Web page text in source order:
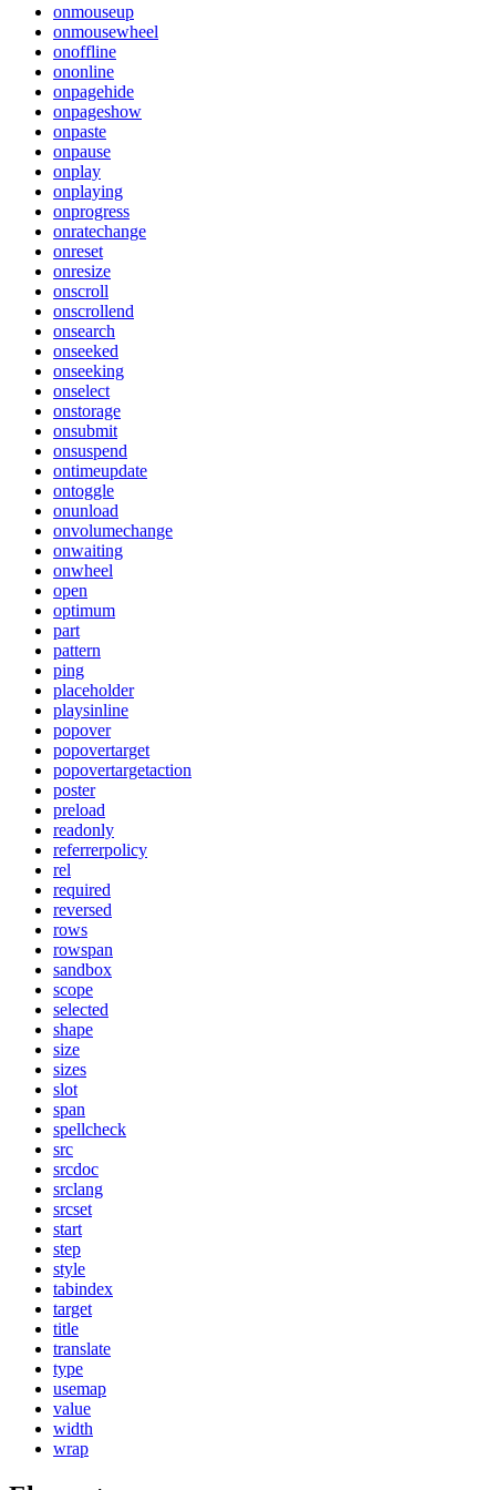
onmouseup
onmousewheel
onoffline
ononline
onpagehide
onpageshow
onpaste
onpause
onplay
onplaying
onprogress
onratechange
onreset
onresize
onscroll
onscrollend
onsearch
onseeked
onseeking
onselect
onstorage
onsubmit
onsuspend
ontimeupdate
ontoggle
onunload
onvolumechange
onwaiting
onwheel
open
optimum
part
pattern
ping
placeholder
playsinline
popover
popovertarget
popovertargetaction
poster
preload
readonly
referrerpolicy
rel
required
reversed
rows
rowspan
sandbox
scope
selected
shape
size
sizes
slot
span
spellcheck
src
srcdoc
srclang
srcset
start
step
style
tabindex
target
title
translate
type
usemap
value
width
wrap